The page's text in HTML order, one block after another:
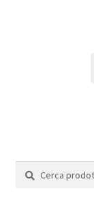
Cerca:
Cerca